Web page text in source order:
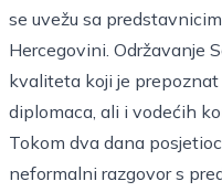
se uvežu sa
Hercegovini. Održavanje
kvaliteta koji je
diplomaca, ali i vodećih
Tokom dva dana
neformalni razgovor s